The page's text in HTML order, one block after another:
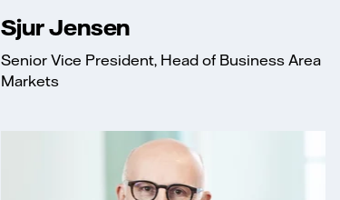
Sjur Jensen
Senior Vice President, Head of Business Area
Markets